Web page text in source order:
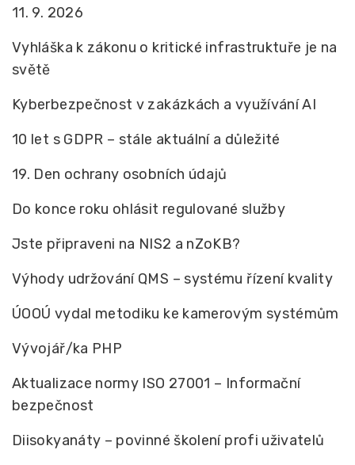
11. 9. 2026
Vyhláška k zákonu o kritické infrastruktuře je na
světě
Kyberbezpečnost v zakázkách a využívání AI
10 let s GDPR – stále aktuální a důležité
19. Den ochrany osobních údajů
Do konce roku ohlásit regulované služby
Jste připraveni na NIS2 a nZoKB?
Výhody udržování QMS – systému řízení kvality
ÚOOÚ vydal metodiku ke kamerovým systémům
Vývojář/ka PHP
Aktualizace normy ISO 27001 – Informační
bezpečnost
Diisokyanáty – povinné školení profi uživatelů